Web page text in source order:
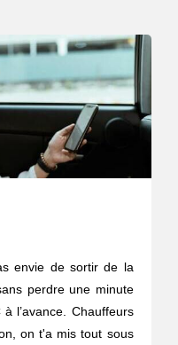
envie de sortir de la
perdre une minute
l’avance. Chauffeurs
on t'a mis tout sous